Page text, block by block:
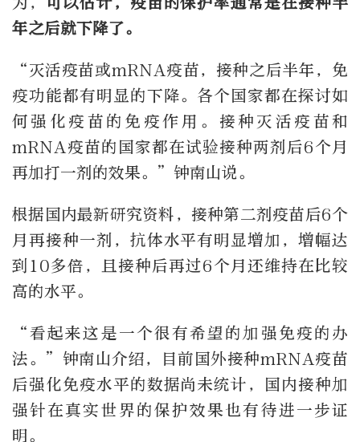
年之后就下降了。
“灭活疫苗或mRNA疫苗，接种之后半年，免
疫功能都有明显的下降。各个国家都在探讨如
何强化疫苗的免疫作用。接种灭活疫苗和
mRNA疫苗的国家都在试验接种两剂后6个月
再加打一剂的效果。”钟南山说。
根据国内最新研究资料，接种第二剂疫苗后6个
月再接种一剂，抗体水平有明显增加，增幅达
到10多倍，且接种后再过6个月还维持在比较
高的水平。
“看起来这是一个很有希望的加强免疫的办
法。”钟南山介绍，目前国外接种mRNA疫苗
后强化免疫水平的数据尚未统计，国内接种加
强针在真实世界的保护效果也有待进一步证
明。